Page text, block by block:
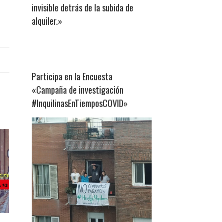
invisible detrás de la subida de
alquiler.»
Participa en la Encuesta
«Campaña de investigación
#InquilinasEnTiemposCOVID»